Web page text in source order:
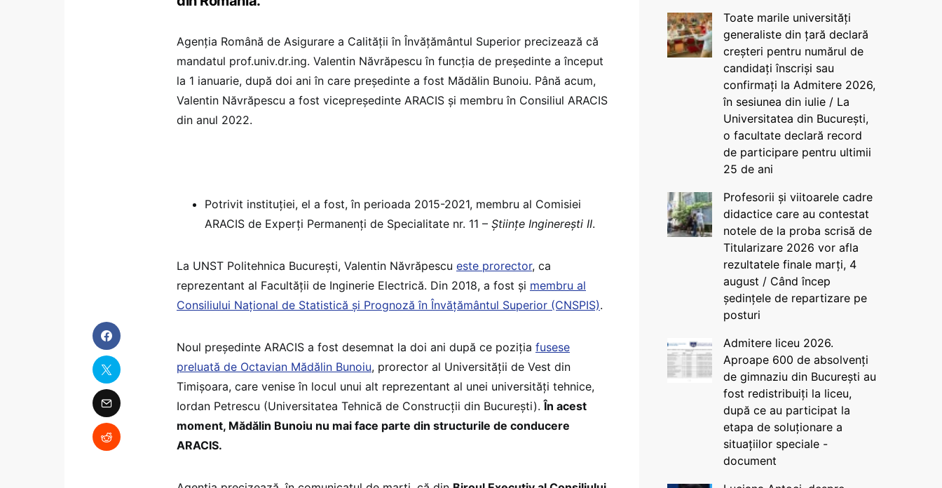
Agenția Română de Asigurare a Calității în Învățământul Superior precizează că
mandatul prof.univ.dr.ing. Valentin Năvrăpescu în funcția de președinte a început
la 1 ianuarie, după doi ani în care președinte a fost Mădălin Bunoiu. Până acum,
Valentin Năvrăpescu a fost vicepreședinte ARACIS și membru în Consiliul ARACIS
din anul 2022.
Potrivit instituției, el a fost, în perioada 2015-2021, membru al Comisiei
ARACIS de Experți Permanenți de Specialitate nr. 11 – Științe Inginerești II.
La UNST Politehnica București, Valentin Năvrăpescu este prorector, ca
reprezentant al Facultății de Inginerie Electrică. Din 2018, a fost și membru al
Consiliului Național de Statistică și Prognoză în Învățământul Superior (CNSPIS).
Noul președinte ARACIS a fost desemnat la doi ani după ce poziția fusese
preluată de Octavian Mădălin Bunoiu, prorector al Universității de Vest din
Timișoara, care venise în locul unui alt reprezentant al unei universități tehnice,
Iordan Petrescu (Universitatea Tehnică de Construcții din București).În acest
moment, Mădălin Bunoiu nu mai face parte din structurile de conducere
ARACIS.
Toate marile universități
generaliste din țară declară
creșteri pentru numărul de
candidați înscriși sau
confirmați la Admitere 2026,
în sesiunea din iulie / La
Universitatea din București,
o facultate declară record
de participare pentru ultimii
25 de ani
Profesorii și viitoarele cadre
didactice care au contestat
notele de la proba scrisă de
Titularizare 2026 vor afla
rezultatele finale marți, 4
august / Când încep
ședințele de repartizare pe
posturi
Admitere liceu 2026.
Aproape 600 de absolvenți
de gimnaziu din București au
fost redistribuiți la liceu,
după ce au participat la
etapa de soluționare a
situațiilor speciale -
document